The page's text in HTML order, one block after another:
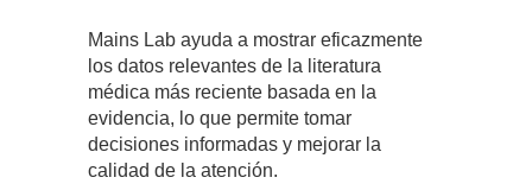
Mains Lab ayuda a mostrar eficazmente
los datos relevantes de la literatura
médica más reciente basada en la
evidencia, lo que permite tomar
decisiones informadas y mejorar la
calidad de la atención.